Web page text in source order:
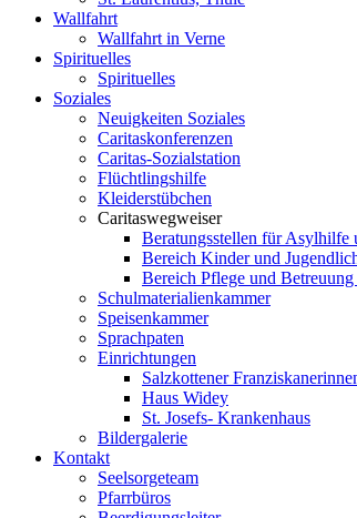
Wallfahrt
Wallfahrt in Verne
Spirituelles
Spirituelles
Soziales
Neuigkeiten Soziales
Caritaskonferenzen
Caritas-Sozialstation
Flüchtlingshilfe
Kleiderstübchen
Caritaswegweiser
Beratungsstellen für
Bereich Kinder und
Bereich Pflege und
Schulmaterialienkammer
Speisenkammer
Sprachpaten
Einrichtungen
Salzkottener
Haus Widey
St. Josefs- Krankenhaus
Bildergalerie
Kontakt
Seelsorgeteam
Pfarrbüros